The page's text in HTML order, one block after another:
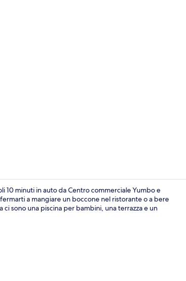
10 minuti in auto da Centro commerciale Yumbo e
a mangiare un boccone nel ristorante o a bere
sono una piscina per bambini, una terrazza e un